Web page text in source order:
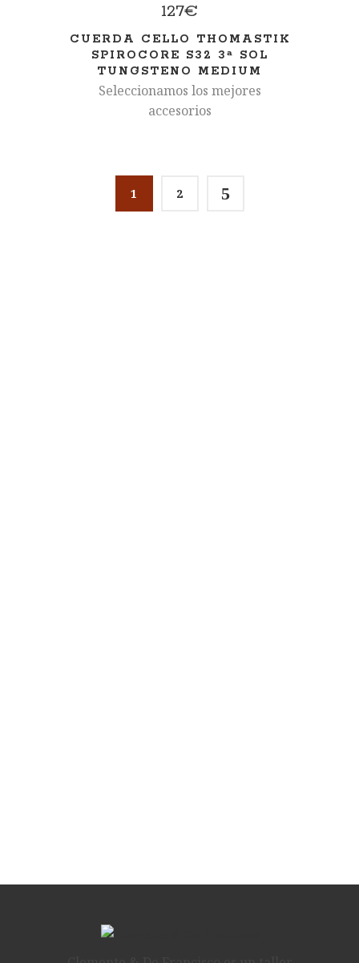
127€
CUERDA CELLO THOMASTIK
SPIROCORE S32 3ª SOL
TUNGSTENO MEDIUM
Seleccionamos los mejores
accesorios
1 2 5